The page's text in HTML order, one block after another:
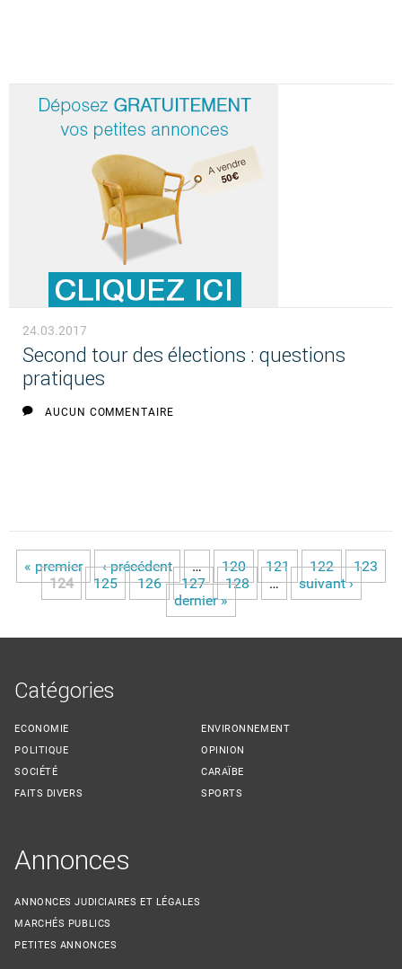
24.03.2017
Second tour des élections : questions
pratiques
AUCUN COMMENTAIRE
Pages
« premier ‹ précédent … 120 121 122
123
124
125 126 127 128 …
suivant ›
dernier »
Catégories
ECONOMIE
POLITIQUE
SOCIÉTÉ
FAITS DIVERS
ENVIRONNEMENT
OPINION
CARAÏBE
SPORTS
Annonces
ANNONCES JUDICIAIRES ET LÉGALES
MARCHÉS PUBLICS
PETITES ANNONCES